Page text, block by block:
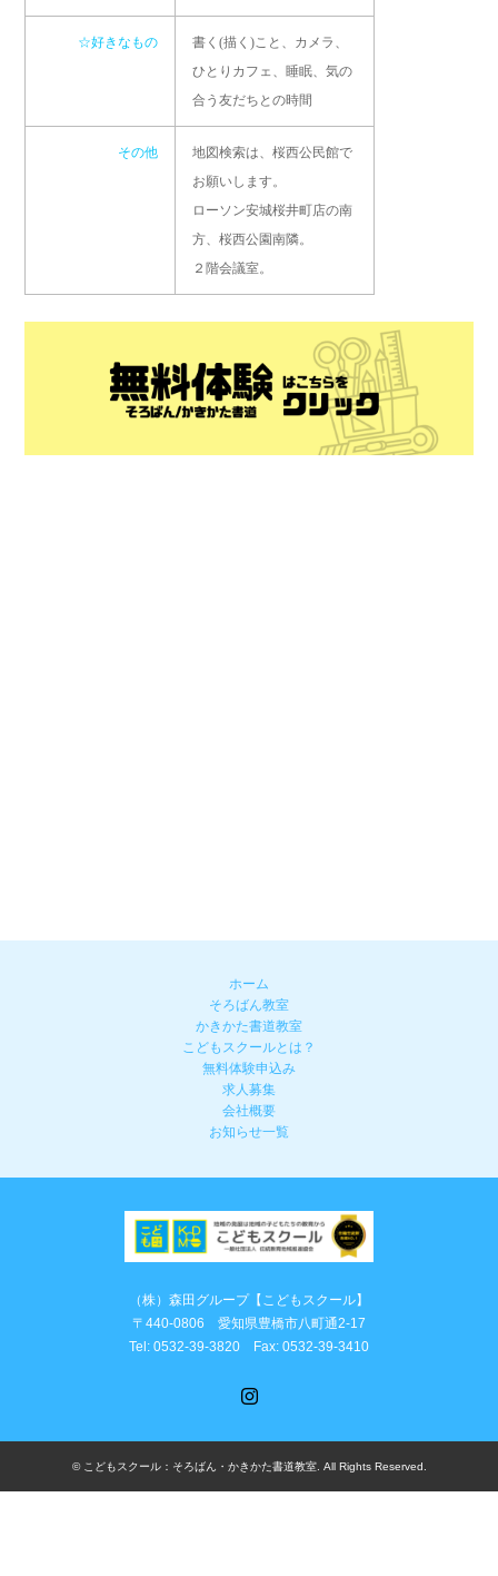
☆好きなもの
書く(描く)こと、カメラ、
ひとりカフェ、睡眠、気の
合う友だちとの時間
その他
地図検索は、桜西公民館で
お願いします。
ローソン安城桜井町店の南
方、桜西公園南隣。
２階会議室。
ホーム
そろばん教室
かきかた書道教室
こどもスクールとは？
無料体験申込み
求人募集
会社概要
お知らせ一覧
（株）森田グループ【こどもスクール】
〒440-0806 愛知県豊橋市八町通2-17
Tel: 0532-39-3820 Fax: 0532-39-3410
© こどもスクール：そろばん・かきかた書道教室. All Rights Reserved.